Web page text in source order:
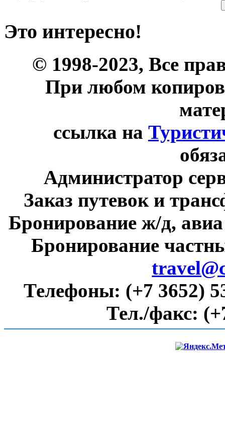
Это интересно!
© 1998-2023, Все
При любом
ссылка на
Администратор
Заказ путевок и
Бронирование ж/д,
Бронирование
Телефоны: (+7 3652)
Тел./факс: